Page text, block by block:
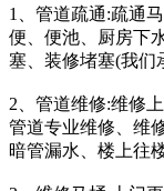
1、管道疏通:疏通
便、便池、厨房下
塞、装修堵塞(我们
2、管道维修:维修
管道专业维修、维
暗管漏水、楼上往